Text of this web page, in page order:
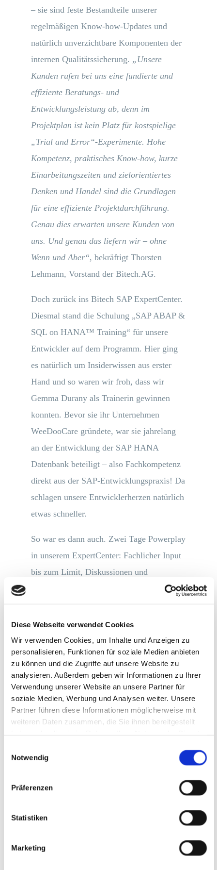
Diese Webseite verwendet Cookies
Wir verwenden Cookies, um Inhalte und Anzeigen zu
personalisieren, Funktionen für soziale Medien anbieten
zu können und die Zugriffe auf unsere Website zu
analysieren. Außerdem geben wir Informationen zu Ihrer
Verwendung unserer Website an unsere Partner für
soziale Medien, Werbung und Analysen weiter. Unsere
Partner führen diese Informationen möglicherweise mit
weiteren Daten zusammen, die Sie ihnen bereitgestellt
Notwendig
Präferenzen
Statistiken
Marketing
– sie sind feste Bestandteile unserer
regelmäßigen Know-how-Updates und
natürlich unverzichtbare Komponenten der
internen Qualitätssicherung. „Unsere
Kunden rufen bei uns eine fundierte und
effiziente Beratungs- und
Entwicklungsleistung ab, denn im
Projektplan ist kein Platz für kostspielige
„Trial and Error“-Experimente. Hohe
Kompetenz, praktisches Know-how, kurze
Einarbeitungszeiten und zielorientiertes
Denken und Handel sind die Grundlagen
für eine effiziente Projektdurchführung.
Genau dies erwarten unsere Kunden von
uns. Und genau das liefern wir – ohne
Wenn und Aber“, bekräftigt Thorsten
Lehmann, Vorstand der Bitech.AG.
Doch zurück ins Bitech SAP ExpertCenter.
Diesmal stand die Schulung „SAP ABAP &
SQL on HANA™ Training“ für unsere
Entwickler auf dem Programm. Hier ging
es natürlich um Insiderwissen aus erster
Hand und so waren wir froh, dass wir
Gemma Durany als Trainerin gewinnen
konnten. Bevor sie ihr Unternehmen
WeeDooCare gründete, war sie jahrelang
an der Entwicklung der SAP HANA
Datenbank beteiligt – also Fachkompetenz
direkt aus der SAP-Entwicklungspraxis! Da
schlagen unsere Entwicklerherzen natürlich
etwas schneller.
So war es dann auch. Zwei Tage Powerplay
in unserem ExpertCenter: Fachlicher Input
bis zum Limit, Diskussionen und
Fachgespräche auf höchstem Niveau sowie
Training an der eigenen SAP HANA
Datenbank. Darum ging es ja schließlich,
denn Know-how im Kopf ist noch lange
kein Know-how in der praktischen
Anwendung. Deshalb wurde interaktiv
probiert, verworfen, optimiert und getestet
– eben solange bis das Gelernte auch
technisch sicher umgesetzt werden konnte.
Spaß-Faktor. In den Pausen hatten zunächst
kurz. Zum Abschluss gab es noch ein